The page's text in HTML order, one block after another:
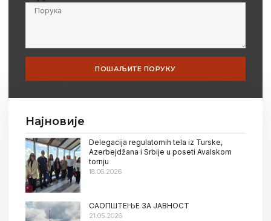
ПОШАЉИТЕ ПОРУКУ
Најновије
Delegacija regulatornih tela iz Turske,
Azerbejdžana i Srbije u poseti Avalskom
tornju
18.06.2026
САОПШТЕЊЕ ЗА ЈАВНОСТ
21.05.2026